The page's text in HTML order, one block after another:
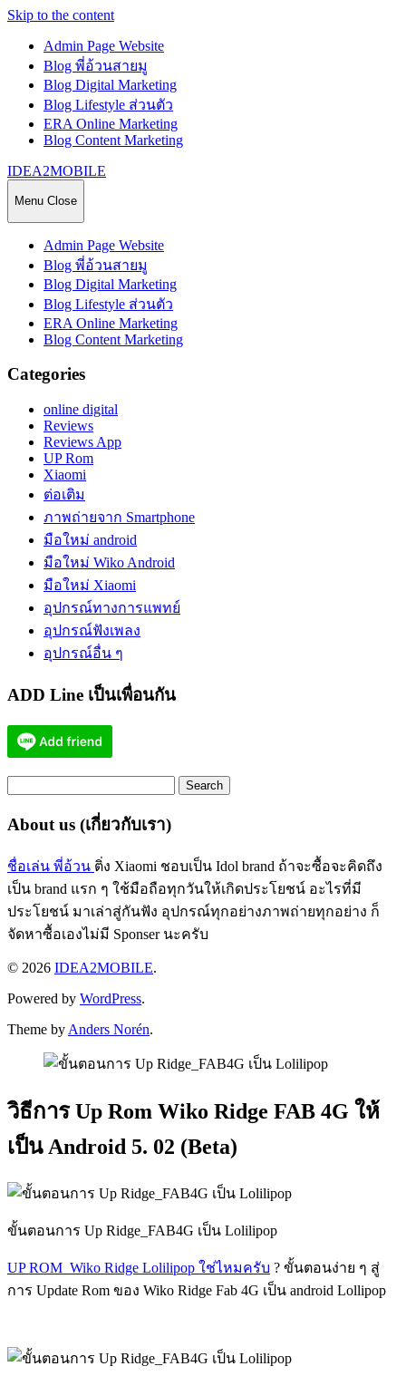
Skip to the content
Admin Page Website
Blog พี่อ้วนสายมู
Blog Digital Marketing
Blog Lifestyle ส่วนตัว
ERA Online Marketing
Blog Content Marketing
IDEA2MOBILE
Menu Close
Admin Page Website
Blog พี่อ้วนสายมู
Blog Digital Marketing
Blog Lifestyle ส่วนตัว
ERA Online Marketing
Blog Content Marketing
Categories
online digital
Reviews
Reviews App
UP Rom
Xiaomi
ต่อเติม
ภาพถ่ายจาก Smartphone
มือใหม่ android
มือใหม่ Wiko Android
มือใหม่ Xiaomi
อุปกรณ์ทางการแพทย์
อุปกรณ์ฟังเพลง
อุปกรณ์อื่น ๆ
ADD Line เป็นเพื่อนกัน
for:
About us (เกี่ยวกับเรา)
ชื่อเล่น พี่อ้วน ติ่ง Xiaomi ชอบเป็น Idol brand ถ้าจะซื้อจะคิดถึง
เป็น brand แรก ๆ ใช้มือถือทุกวันให้เกิดประโยชน์ อะไรที่มี
ประโยชน์ มาเล่าสู่กันฟัง อุปกรณ์ทุกอย่างภาพถ่ายทุกอย่าง ก็
จัดหาซื้อเองไม่มี Sponser นะครับ
© 2026 IDEA2MOBILE.
Powered by WordPress.
Theme by Anders Norén.
วิธีการ Up Rom Wiko Ridge FAB 4G ให้
เป็น Android 5. 02 (Beta)
ขั้นตอนการ Up Ridge_FAB4G เป็น Lolilipop
UP ROM Wiko Ridge Lolilipop ใช่ไหมครับ ? ขั้นตอนง่าย ๆ สู่
การ Update Rom ของ Wiko Ridge Fab 4G เป็น android Lollipop